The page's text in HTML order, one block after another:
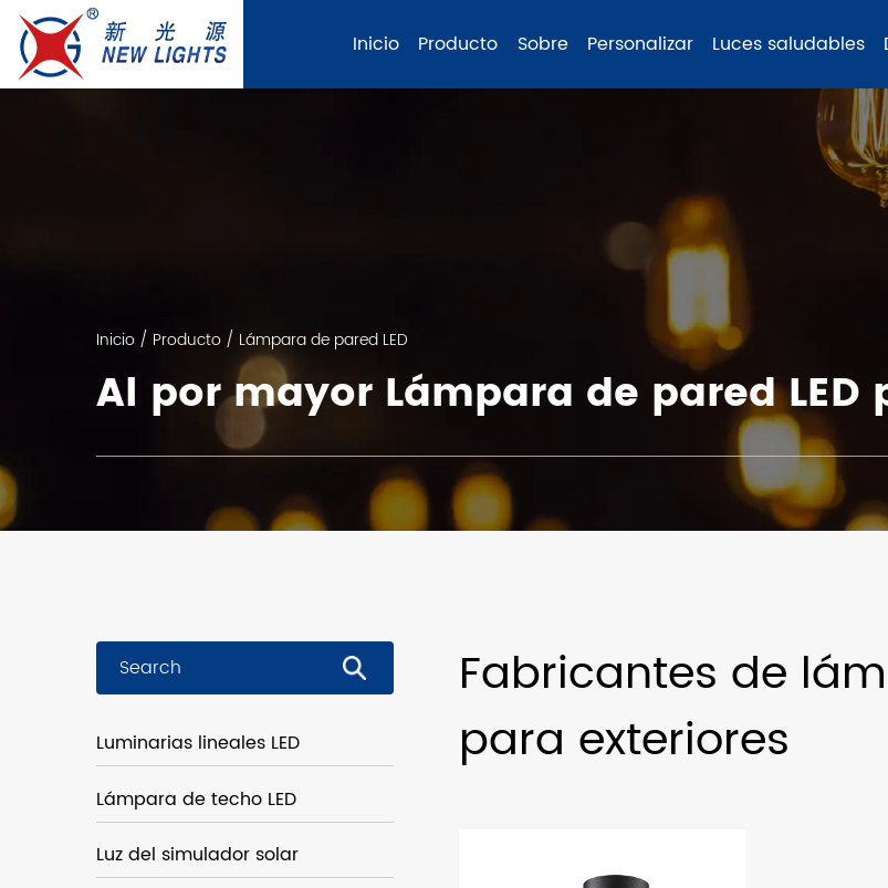
Inicio Producto Sobre Personalizar Luces saludables
Inicio / Producto / Lámpara de pared LED
Al por mayor Lámpara de pared LED
Luminarias lineales LED
Lámpara de techo LED
Luz del simulador solar
Fabricantes de
para exteriores